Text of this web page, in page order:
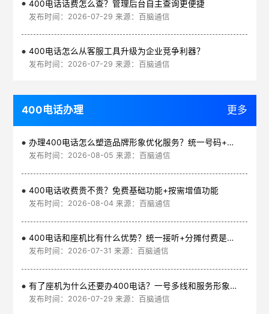
400电话话费怎么查？管理后台自主查询更便捷
发布时间：2026-07-29 来源：百脑通信
400电话怎么从客服工具升级为企业竞争利器？
发布时间：2026-07-29 来源：百脑通信
400电话办理 更多
办理400电话怎么塑造品牌形象优化服务？统一号码+智能管理平台
发布时间：2026-08-05 来源：百脑通信
400电话收费贵不贵？免费基础功能+按需增值功能
发布时间：2026-08-04 来源：百脑通信
400电话和座机比有什么优势？统一接听+分摊付费是核心
发布时间：2026-07-31 来源：百脑通信
有了座机为什么还要办400电话？一号多线和服务形象是核心
发布时间：2026-07-29 来源：百脑通信